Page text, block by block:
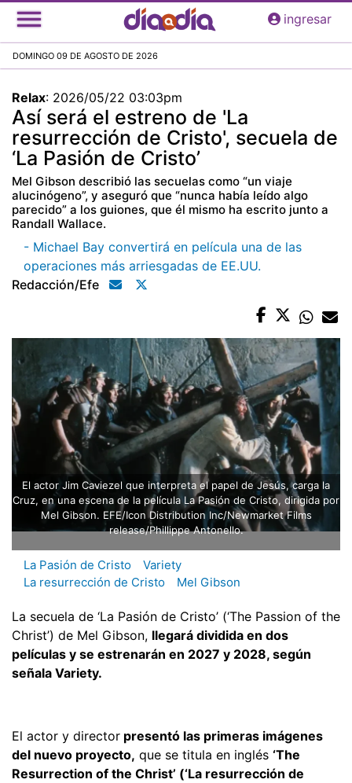
Pasar
al
principal
ingresar
DOMINGO 09 DE AGOSTO DE 2026
Relax: 2026/05/22 03:03pm
Así será el estreno de 'La
resurrección de Cristo', secuela de
‘La Pasión de Cristo’
Mel Gibson describió las secuelas como “un viaje
alucinógeno”, y aseguró que “nunca había leído algo
parecido” a los guiones, que él mismo ha escrito junto a
Randall Wallace.
- Michael Bay convertirá en película una de las
operaciones más arriesgadas de EE.UU.
Redacción/efe
El actor Jim Caviezel que interpreta el papel de Jesús, carga la
Cruz, en una escena de la película La Pasión de Cristo, dirigida por
Mel Gibson. EFE/Icon Distribution Inc/Newmarket Films
release/Phillippe Antonello.
La Pasión de Cristo
Variety
La resurrección de Cristo
Mel Gibson
La secuela de ‘La Pasión de Cristo’ (‘The Passion of the
Christ’) de Mel Gibson, llegará dividida en dos
películas y se estrenarán en 2027 y 2028, según
señala Variety.
El actor y director presentó las primeras imágenes
del nuevo proyecto, que se titula en inglés ‘The
Resurrection of the Christ’ (‘La resurrección de